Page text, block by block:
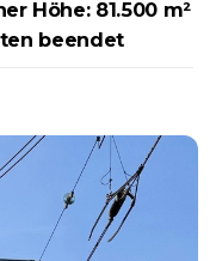
Höhe: 81.500 m²
beendet